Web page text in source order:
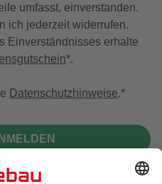
umfasst, einverstanden.
ich jederzeit widerrufen.
Einverständnisses erhalte
*.
Datenschutzhinweise.